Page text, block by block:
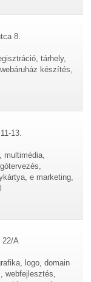
8.
tárhely,
készítés,
13.
multimédia,
e marketing,
22/A
logo, domain
webfejlesztés,